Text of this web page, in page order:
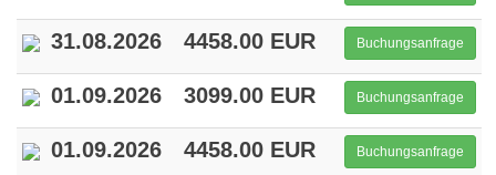
31.08.2026 4458.00 EUR Buchungsanfrage
01.09.2026 3099.00 EUR Buchungsanfrage
01.09.2026 4458.00 EUR Buchungsanfrage